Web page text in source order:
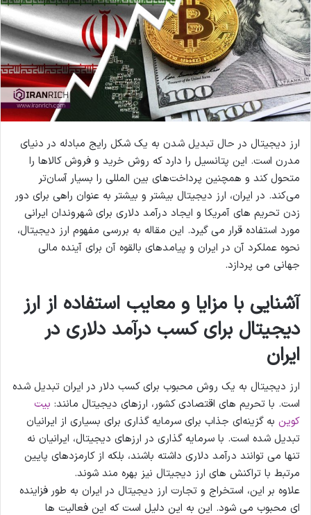
ارز دیجیتال در حال تبدیل شدن به یک شکل رایج مبادله در دنیای
مدرن است. این پتانسیل را دارد که روش خرید و فروش کالاها را
متحول کند و همچنین پرداخت‌های بین المللی را بسیار آسان‌تر
می‌کند. در ایران، ارز دیجیتال بیشتر و بیشتر به عنوان راهی برای دور
زدن تحریم های آمریکا و ایجاد درآمد دلاری برای شهروندان ایرانی
مورد استفاده قرار می گیرد. این مقاله به بررسی مفهوم ارز دیجیتال،
نحوه عملکرد آن در ایران و پیامدهای بالقوه آن برای آینده مالی
جهانی می پردازد.
آشنایی با مزایا و معایب استفاده از ارز
دیجیتال برای کسب درآمد دلاری در
ایران
ارز دیجیتال به یک روش محبوب برای کسب دلار در ایران تبدیل شده
است. با تحریم های اقتصادی کشور، ارزهای دیجیتال مانند: بیت
کوین به گزینه‌ای جذاب برای سرمایه گذاری برای بسیاری از ایرانیان
تبدیل شده است. با سرمایه گذاری در ارزهای دیجیتال، ایرانیان نه
تنها می توانند درآمد دلاری داشته باشند، بلکه از کارمزدهای پایین
مرتبط با تراکنش های ارز دیجیتال نیز بهره مند شوند.
علاوه بر این، استخراج و تجارت ارز دیجیتال در ایران به طور فزاینده
ای محبوب می شود. این به این دلیل است که این فعالیت ها